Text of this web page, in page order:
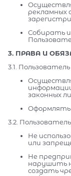
рекламных
Собирать
3. ПРАВА И
3.1.
законных
Оформлять
3.2.
Не
или
Не
нарушить
создать